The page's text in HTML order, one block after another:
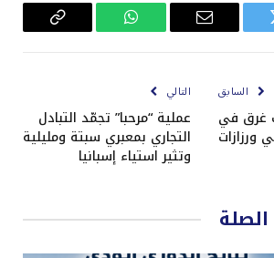
البريد
واتساب
Copy
السابق
غرق في
التالي
عملية “مرحبا” تجمّد التبادل
التجاري بمعبري سبتة ومليلية
وتثير استياء إسبانيا